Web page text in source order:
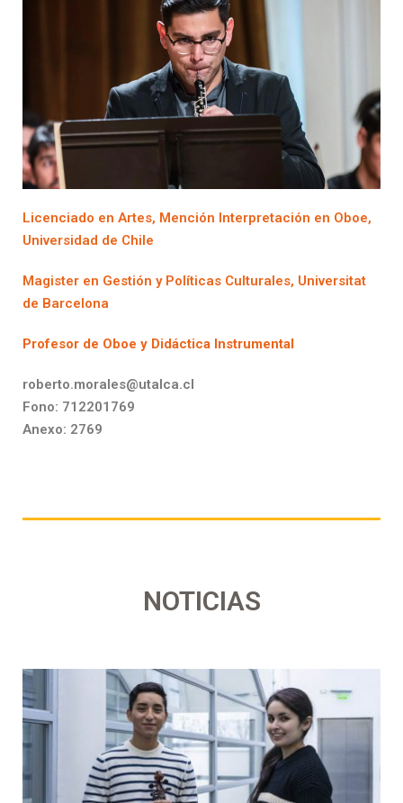
Licenciado en Artes, Mención Interpretación en Oboe,
Universidad de Chile
Magister en Gestión y Políticas Culturales, Universitat
de Barcelona
Profesor de Oboe y Didáctica Instrumental
roberto.morales@utalca.cl
Fono: 712201769
Anexo: 2769
NOTICIAS